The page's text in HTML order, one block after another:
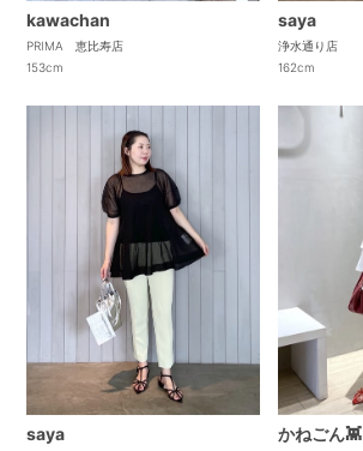
kawachan
PRIMA 恵比寿店
153cm
saya
浄水通り店
162cm
saya かねごん👾